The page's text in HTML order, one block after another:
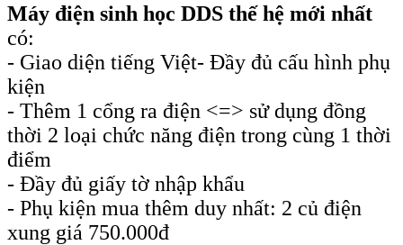
Máy điện sinh học DDS thế hệ mới nhất
có:
- Giao diện tiếng Việt- Đầy đủ cấu hình phụ
kiện
- Thêm 1 cổng ra điện <=> sử dụng đồng
thời 2 loại chức năng điện trong cùng 1 thời
điểm
- Đầy đủ giấy tờ nhập khẩu
- Phụ kiện mua thêm duy nhất: 2 củ điện
xung giá 750.000đ